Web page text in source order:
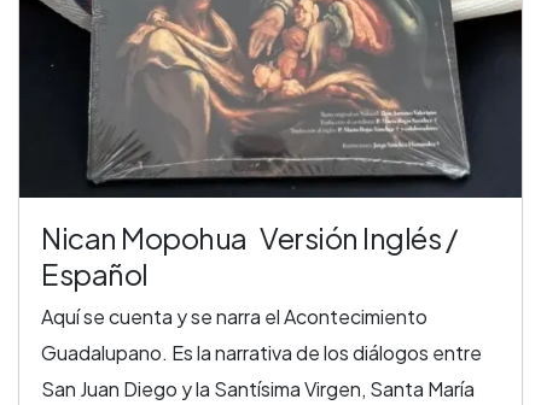
Nican Mopohua Versión Inglés /
Español
Aquí se cuenta y se narra el Acontecimiento
Guadalupano. Es la narrativa de los diálogos entre
San Juan Diego y la Santísima Virgen, Santa María